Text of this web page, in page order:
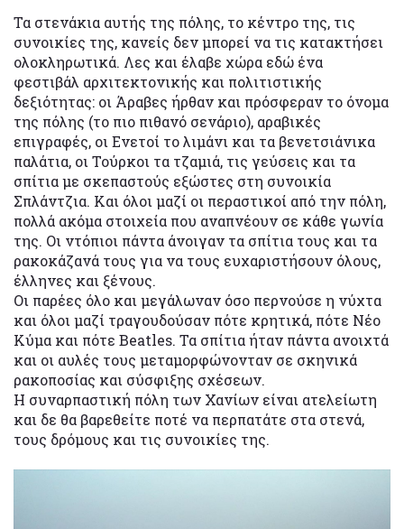
Τα στενάκια αυτής της πόλης, το κέντρο της, τις
συνοικίες της, κανείς δεν μπορεί να τις κατακτήσει
ολοκληρωτικά. Λες και έλαβε χώρα εδώ ένα
φεστιβάλ αρχιτεκτονικής και πολιτιστικής
δεξιότητας: οι Άραβες ήρθαν και πρόσφεραν το όνομα
της πόλης (το πιο πιθανό σενάριο), αραβικές
επιγραφές, οι Ενετοί το λιμάνι και τα βενετσιάνικα
παλάτια, οι Τούρκοι τα τζαμιά, τις γεύσεις και τα
σπίτια με σκεπαστούς εξώστες στη συνοικία
Σπλάντζια. Και όλοι μαζί οι περαστικοί από την πόλη,
πολλά ακόμα στοιχεία που αναπνέουν σε κάθε γωνία
της. Οι ντόπιοι πάντα άνοιγαν τα σπίτια τους και τα
ρακοκάζανά τους για να τους ευχαριστήσουν όλους,
έλληνες και ξένους.
Οι παρέες όλο και μεγάλωναν όσο περνούσε η νύχτα
και όλοι μαζί τραγουδούσαν πότε κρητικά, πότε Νέο
Κύμα και πότε Beatles. Τα σπίτια ήταν πάντα ανοιχτά
και οι αυλές τους μεταμορφώνονταν σε σκηνικά
ρακοποσίας και σύσφιξης σχέσεων.
Η συναρπαστική πόλη των Χανίων είναι ατελείωτη
και δε θα βαρεθείτε ποτέ να περπατάτε στα στενά,
τους δρόμους και τις συνοικίες της.